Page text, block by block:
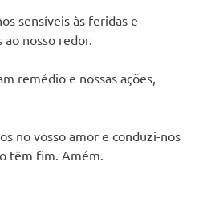
sensíveis às feridas e
nosso redor.
remédio e nossas ações,
no vosso amor e conduzi-nos
têm fim. Amém.